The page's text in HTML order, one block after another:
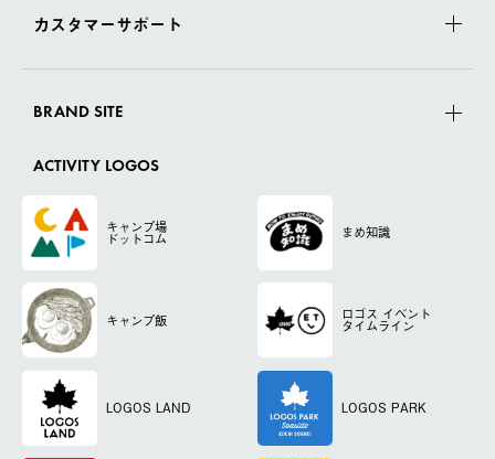
カスタマーサポート
BRAND SITE
ACTIVITY LOGOS
キャンプ場
ドットコム まめ知識
キャンプ飯 ロゴス イベント
タイムライン
LOGOS LAND LOGOS PARK